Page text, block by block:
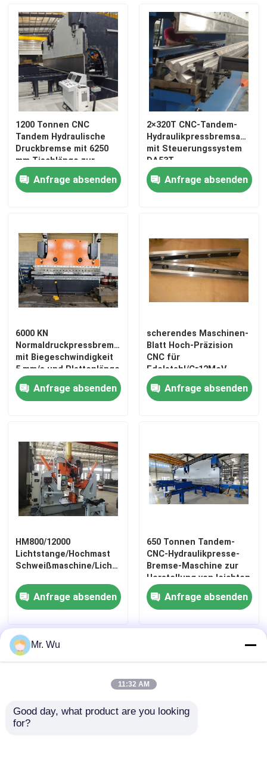
Produkte
Über uns
Werksbesichtigung
Neuigkeiten
Angebot anfordern
1200 Tonnen CNC
Tandem Hydraulische
Druckbremse mit 6250
mm Tischlänge zur
Herstellung von
Monopolen
Anfrage absenden
2×320T CNC-Tandem-
Hydraulikpressbremsanlage
mit Steuerungssystem
DA53T
Anfrage absenden
6000 KN
Normaldruckpressbremsmaschine
mit Biegeschwindigkeit
5 mm/s und Plattenlänge
2200-7000 mm
Anfrage absenden
scherendes Maschinen-
Blatt Hoch-Präzision
CNC für
Edelstahl/Cr12MoV
Anfrage absenden
HM800/12000
Lichtstange/Hochmast
Schweißmaschine/Lichtstange
Anfrage absenden
650 Tonnen Tandem-
CNC-Hydraulikpresse-
Bremse-Maschine zur
Herstellung von leichten
Stangen und hohen
MastenAnfrage absenden
Startseite
Sitemap
Datenschutzrichtlinie
QualitätBremse hydraulischer Presse cnc
Mr. Wu
11:32 AM
Good day, what product are you looking
for?